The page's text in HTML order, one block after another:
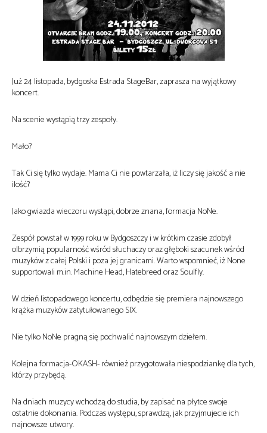
Już 24 listopada, bydgoska Estrada StageBar, zaprasza na wyjątkowy
koncert.
Na scenie wystąpią trzy zespoły.
Mało?
Tak Ci się tylko wydaje. Mama Ci nie powtarzała, iż liczy się jakość a nie
ilość?
Jako gwiazda wieczoru wystąpi, dobrze znana, formacja NoNe.
Zespół powstał w 1999 roku w Bydgoszczy i w krótkim czasie zdobył
olbrzymią popularność wśród słuchaczy oraz głęboki szacunek wśród
muzyków z całej Polski i poza jej granicami. Warto wspomnieć, iż None
supportowali m.in. Machine Head, Hatebreed oraz Soulfly.
W dzień listopadowego koncertu, odbędzie się premiera najnowszego
krążka muzyków zatytułowanego SIX.
Nie tylko NoNe pragną się pochwalić najnowszym dziełem.
Kolejna formacja-OKASH- również przygotowała niespodziankę dla tych,
którzy przybędą.
Na dniach muzycy wchodzą do studia, by zapisać na płytce swoje
ostatnie dokonania. Podczas występu, sprawdzą, jak przyjmujecie ich
najnowsze utwory.